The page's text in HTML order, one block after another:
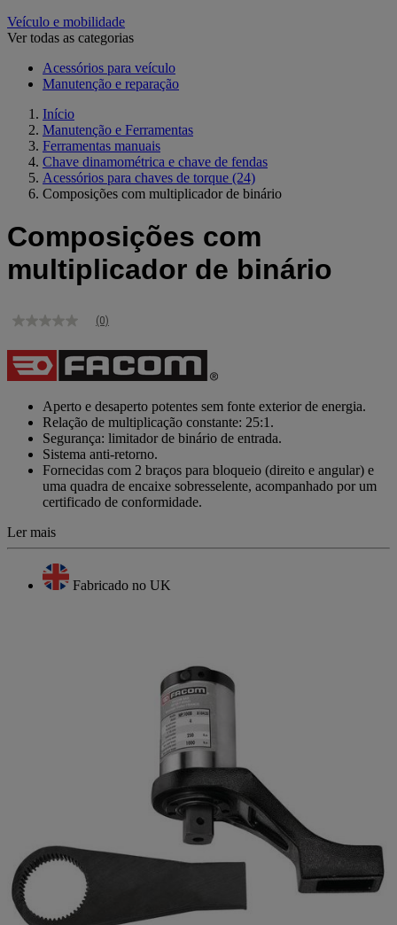
Veículo e mobilidade
Ver todas as categorias
Acessórios para veículo
Manutenção e reparação
Início
Manutenção e Ferramentas
Ferramentas manuais
Chave dinamométrica e chave de fendas
Acessórios para chaves de torque (24)
Composições com multiplicador de binário
Composições com
multiplicador de binário
Sem
de
classificação
Link
mesma
página.
(0)
Aperto e desaperto potentes sem fonte exterior de energia.
Relação de multiplicação constante: 25:1.
Segurança: limitador de binário de entrada.
Sistema anti-retorno.
Fornecidas com 2 braços para bloqueio (direito e angular) e
uma quadra de encaixe sobresselente, acompanhado por um
certificado de conformidade.
Ler mais
Fabricado no UK